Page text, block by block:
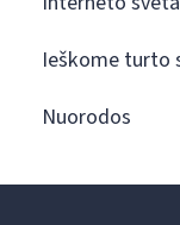
Ieškome turto
Nuorodos